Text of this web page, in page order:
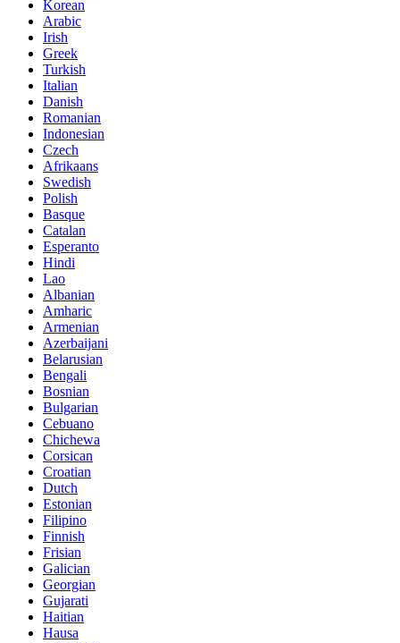
Korean
Arabic
Irish
Greek
Turkish
Italian
Danish
Romanian
Indonesian
Czech
Afrikaans
Swedish
Polish
Basque
Catalan
Esperanto
Hindi
Lao
Albanian
Amharic
Armenian
Azerbaijani
Belarusian
Bengali
Bosnian
Bulgarian
Cebuano
Chichewa
Corsican
Croatian
Dutch
Estonian
Filipino
Finnish
Frisian
Galician
Georgian
Gujarati
Haitian
Hausa